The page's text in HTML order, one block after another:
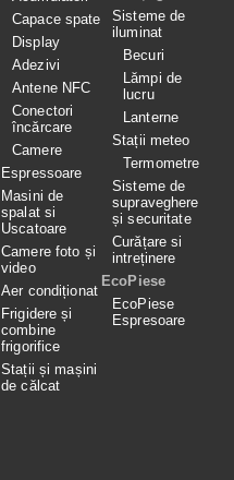
Capace spate
Display
Adezivi
Antene NFC
Conectori
încărcare
Camere
Espressoare
Masini de
spalat si
Uscatoare
Camere foto și
video
Aer condiționat
Frigidere și
combine
frigorifice
Stații și mașini
de călcat
Sisteme de
iluminat
Becuri
Lămpi de
lucru
Lanterne
Stații meteo
Termometre
Sisteme de
supraveghere
și securitate
Curățare si
intreținere
EcoPiese
EcoPiese
Espresoare